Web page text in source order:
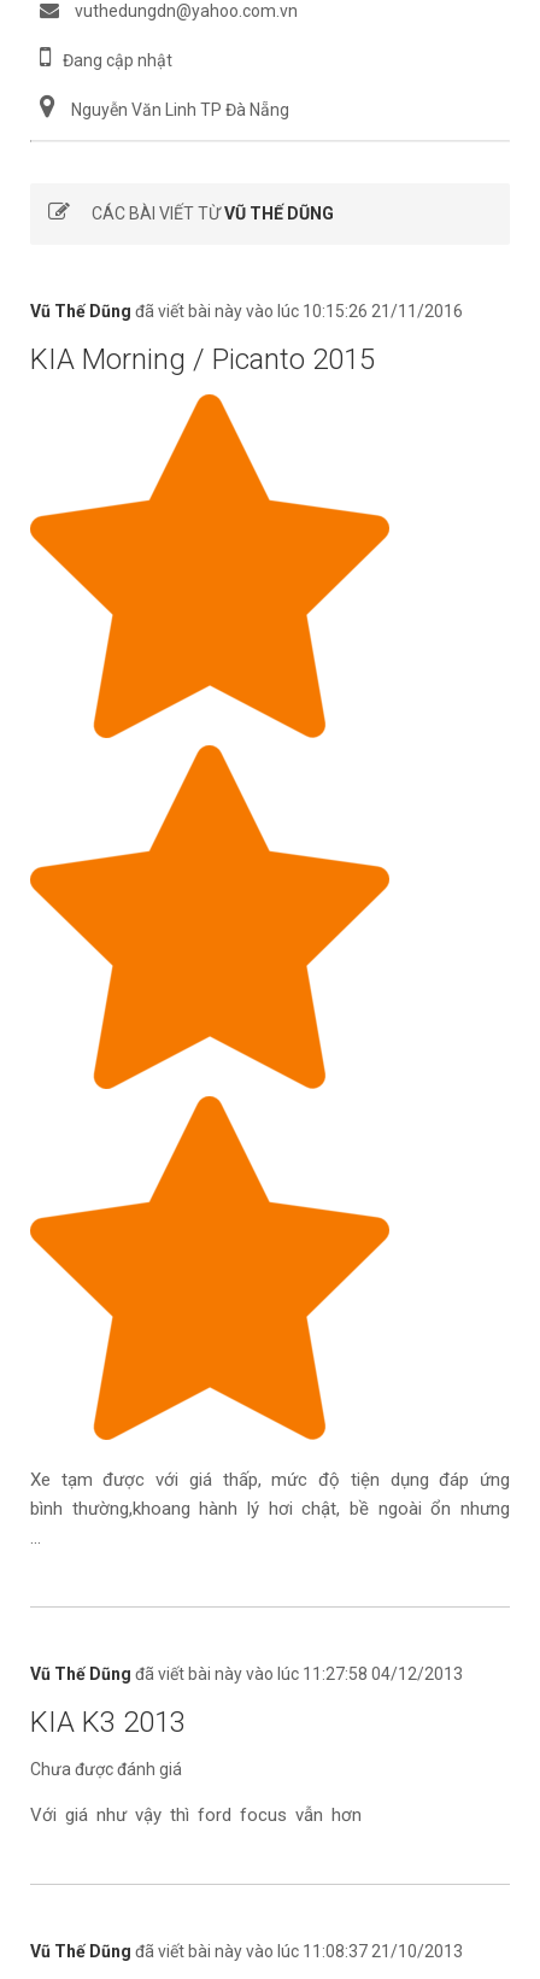
vuthedungdn@yahoo.com.vn
Đang cập nhật
Nguyễn Văn Linh TP Đà Nẵng
CÁC BÀI VIẾT TỪVŨ THẾ DŨNG
Vũ Thế Dũng đã viết bài này vào lúc 10:15:26 21/11/2016
KIA Morning / Picanto 2015
Xe tạm được với giá thấp, mức độ tiện dụng đáp ứng
bình thường,khoang hành lý hơi chật, bề ngoài ổn nhưng
...
Vũ Thế Dũng đã viết bài này vào lúc 11:27:58 04/12/2013
KIA K3 2013
Chưa được đánh giá
Với giá như vậy thì ford focus vẫn hơn
Vũ Thế Dũng đã viết bài này vào lúc 11:08:37 21/10/2013